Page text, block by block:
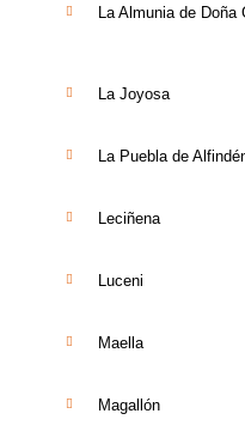
La Almunia de Doña
La Joyosa
La Puebla de
Leciñena
Luceni
Maella
Magallón